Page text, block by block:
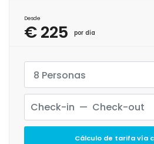
Desde
€ 225 por día
8 Personas
Cálculo de tarifa vía